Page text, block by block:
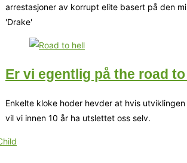
arrestasjoner av korrupt elite basert på den
'Drake'
Er vi egentlig på the road
Enkelte kloke hoder hevder at hvis
vil vi innen 10 år ha utslettet oss selv.